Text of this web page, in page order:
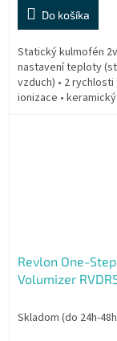
Do košíka
Statický kulmofén
nastavení teploty
vzduch) • 2 rychlosti
ionizace •
Revlon One-Step
Volumizer
Skladom (do 24h-